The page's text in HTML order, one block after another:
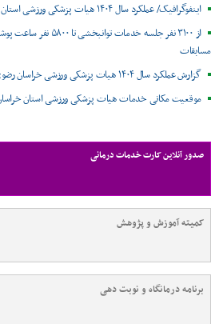
اینفوگرافیک/ عملکرد سال ۱۴۰۴ هیات پزشکی ورزشی استان خراسان رضوی
از ۳۱۰۰ نفر جلسه خدمات
مسابقات
گزارش عملکرد سال ۱۴۰۴ هیات پزشکی ورزشی خراسان رضوی
موقعیت مکانی خدمات هیات پزشکی ورزشی استان
صدور آنلاین کارت خدمات درمانی
کمیته آموزش و پژوهش
برنامه درمانگاه و نوبت دهی